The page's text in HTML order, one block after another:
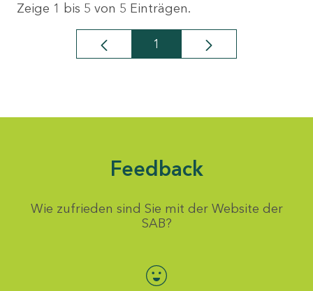
Zeige 1 bis 5 von 5 Einträgen.
Seite
1
Feedback
Wie zufrieden sind Sie mit der Website der
SAB?
Bewertung auswählen